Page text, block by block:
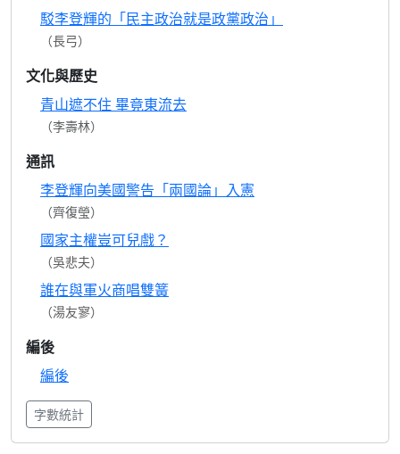
駁李登輝的「民主政治就是政黨政治」
（長弓）
文化與歷史
青山遮不住 畢竟東流去
（李壽林）
通訊
李登輝向美國警告「兩國論」入憲
（齊復瑩）
國家主權豈可兒戲？
（吳悲夫）
誰在與軍火商唱雙簧
（湯友寥）
編後
編後
字數統計